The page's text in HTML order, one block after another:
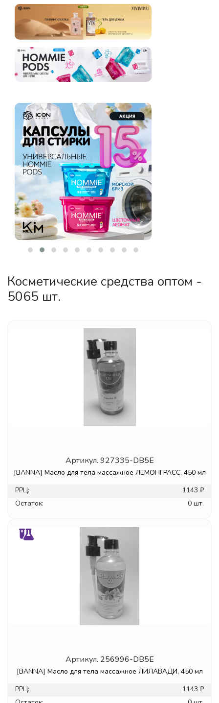
Косметические средства оптом -
5065 шт.
Артикул. 927335-DB5E
[BANNA] Масло для тела массажное ЛЕМОНГРАСС, 450 мл
РРЦ:
1143 ₽
Остаток:
0 шт.
Артикул. 256996-DB5E
[BANNA] Масло для тела массажное ЛИЛАВАДИ, 450 мл
РРЦ:
1143 ₽